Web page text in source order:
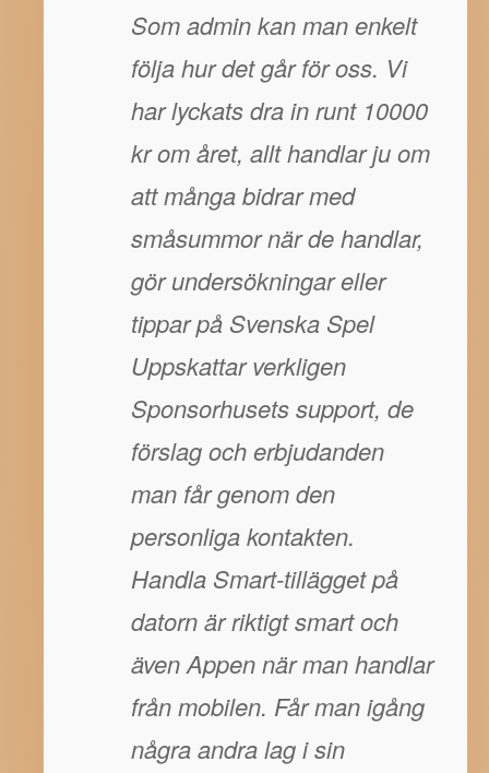
Som admin kan man enkelt
följa hur det går för oss. Vi
har lyckats dra in runt 10000
kr om året, allt handlar ju om
att många bidrar med
småsummor när de handlar,
gör undersökningar eller
tippar på Svenska Spel
Uppskattar verkligen
Sponsorhusets support, de
förslag och erbjudanden
man får genom den
personliga kontakten.
Handla Smart-tillägget på
datorn är riktigt smart och
även Appen när man handlar
från mobilen. Får man igång
några andra lag i sin